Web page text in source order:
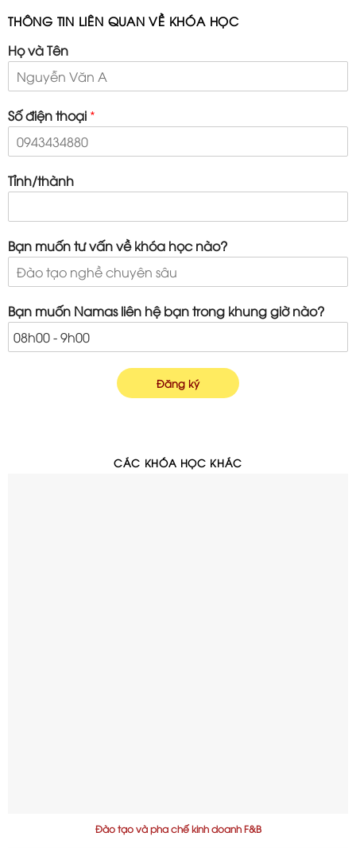
THÔNG TIN LIÊN QUAN VỀ KHÓA HỌC
Họ và Tên
Số điện thoại *
Tỉnh/thành
Bạn muốn tư vấn về khóa học nào?
Bạn muốn Namas liên hệ bạn trong khung giờ nào?
Đăng ký
CÁC KHÓA HỌC KHÁC
Đào tạo và pha chế kinh doanh F&B